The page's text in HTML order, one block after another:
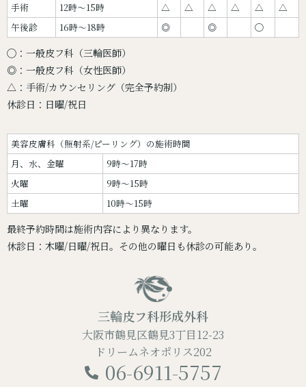
手術
12時〜15時 △ △ △ △ △
△
午後診
16時〜18時 ◎ ◎ ◯
◯：一般皮フ科（三輪医師）
◎：一般皮フ科（女性医師）
△：手術/カウンセリング（完全予約制）
休診日：日曜/祝日
美容皮膚科（照射系/ピーリング）の施術時間
月、水、金曜
9時～17時
火曜
9時～15時
土曜
10時～15時
最終予約時間は施術内容により異なります。
休診日：木曜/日曜/祝日。その他の曜日も休診の可能あり。
三輪皮フ科形成外科
大阪市鶴見区鶴見3丁目12-23
ドリームネオポリス202
06-6911-5757